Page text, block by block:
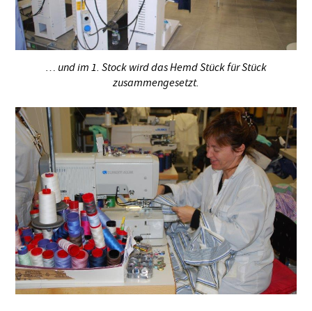
… und im 1. Stock wird das Hemd Stück für Stück
zusammengesetzt.